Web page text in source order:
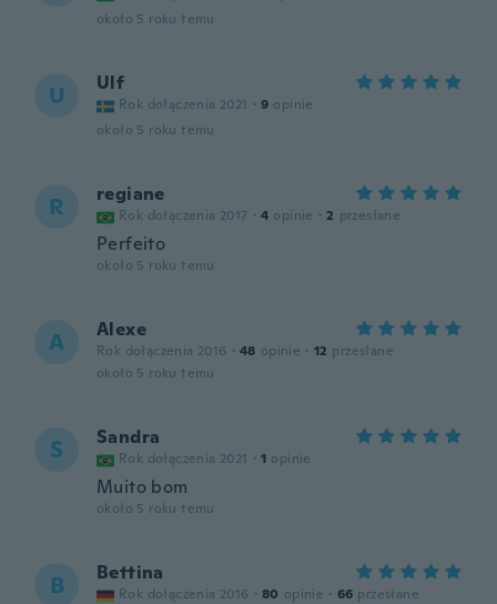
około 5 roku temu
U Ulf
Rok dołączenia 2021 · 9 opinie
około 5 roku temu
R regiane
Rok dołączenia 2017 · 4 opinie · 2 przesłane
Perfeito
około 5 roku temu
A Alexe
Rok dołączenia 2016 · 48 opinie · 12 przesłane
około 5 roku temu
S Sandra
Rok dołączenia 2021 · 1 opinie
Muito bom
około 5 roku temu
B Bettina
Rok dołączenia 2016 · 80 opinie · 66 przesłane